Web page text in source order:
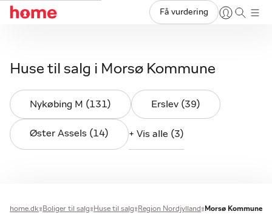
Få vurdering
Huse til salg i Morsø Kommune
Nykøbing M (131) Erslev (39)
Øster Assels (14) + Vis alle (3)
home.dk Boliger til salg Huse til salg Region Nordjylland Morsø Kommune